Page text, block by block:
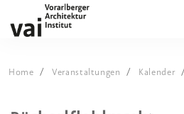
Home Veranstaltungen Kalender